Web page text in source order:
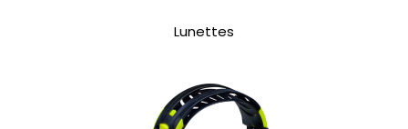
Lunettes